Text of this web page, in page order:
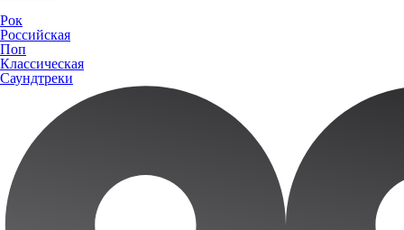
Рок
Российская
Поп
Классическая
Саундтреки